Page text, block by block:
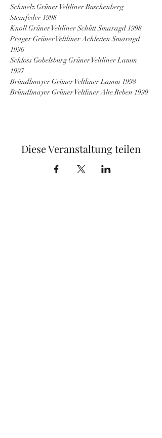
Schmelz Grüner Veltliner Buschenberg
Steinfeder 1998
Knoll Grüner Veltliner Schütt Smaragd 1998
Prager Grüner Veltliner Achleiten Smaragd
1996
Schloss Gobelsburg Grüner Veltliner Lamm
1997
Bründlmayer Grüner Veltliner Lamm 1998
Bründlmayer Grüner Veltliner Alte Reben 1999
Diese Veranstaltung teilen